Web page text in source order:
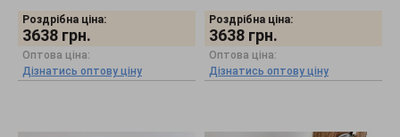
Роздрібна ціна:
3638 грн.
Оптова ціна:
Дізнатись оптову ціну
Роздрібна ціна:
3638 грн.
Оптова ціна:
Дізнатись оптову ціну